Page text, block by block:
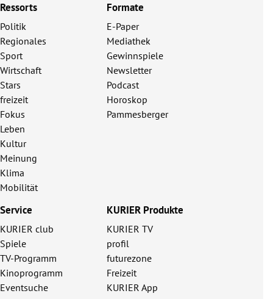
Ressorts
Politik
Regionales
Sport
Wirtschaft
Stars
freizeit
Fokus
Leben
Kultur
Meinung
Klima
Mobilität
Formate
E-Paper
Mediathek
Gewinnspiele
Newsletter
Podcast
Horoskop
Pammesberger
Service
KURIER club
Spiele
TV-Programm
Kinoprogramm
Eventsuche
KURIER Produkte
KURIER TV
profil
futurezone
Freizeit
KURIER App